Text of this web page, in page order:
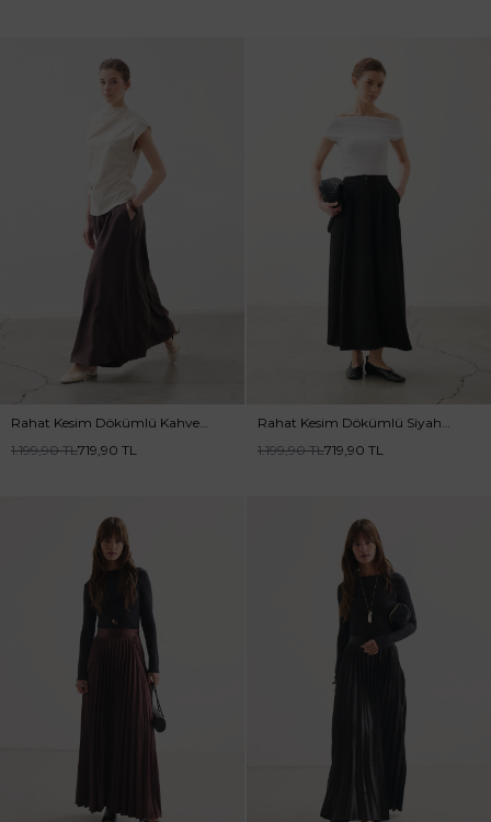
Rahat Kesim Dökümlü Kahve
Etek
1.199,90TL719,90 TL
Rahat Kesim Dökümlü Siyah
Etek
1.199,90TL719,90 TL